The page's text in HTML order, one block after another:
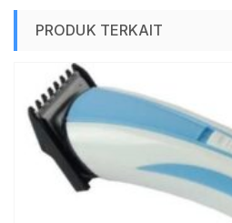
PRODUK TERKAIT